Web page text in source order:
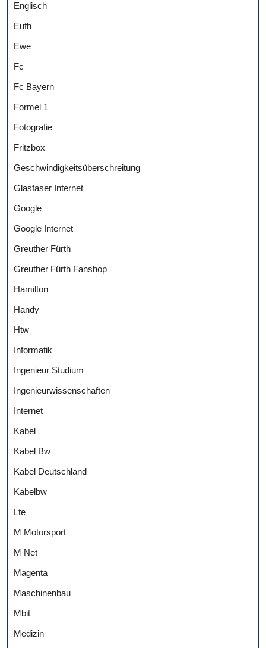
Englisch
Eufh
Ewe
Fc
Fc Bayern
Formel 1
Fotografie
Fritzbox
Geschwindigkeitsüberschreitung
Glasfaser Internet
Google
Google Internet
Greuther Fürth
Greuther Fürth Fanshop
Hamilton
Handy
Htw
Informatik
Ingenieur Studium
Ingenieurwissenschaften
Internet
Kabel
Kabel Bw
Kabel Deutschland
Kabelbw
Lte
M Motorsport
M Net
Magenta
Maschinenbau
Mbit
Medizin